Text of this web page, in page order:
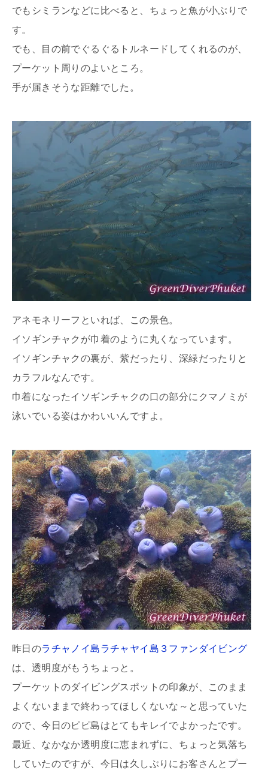
でもシミランなどに比べると、ちょっと魚が小ぶりで
す。
でも、目の前でぐるぐるトルネードしてくれるのが、
プーケット周りのよいところ。
手が届きそうな距離でした。
アネモネリーフといれば、この景色。
イソギンチャクが巾着のように丸くなっています。
イソギンチャクの裏が、紫だったり、深緑だったりと
カラフルなんです。
巾着になったイソギンチャクの口の部分にクマノミが
泳いでいる姿はかわいいんですよ。
昨日のラチャノイ島ラチャヤイ島３ファンダイビング
は、透明度がもうちょっと。
プーケットのダイビングスポットの印象が、このまま
よくないままで終わってほしくないな～と思っていた
ので、今日のピピ島はとてもキレイでよかったです。
最近、なかなか透明度に恵まれずに、ちょっと気落ち
していたのですが、今日は久しぶりにお客さんとプー